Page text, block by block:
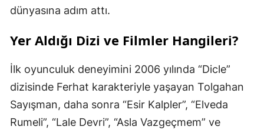
dünyasına adım attı.
Yer Aldığı Dizi ve Filmler Hangileri?
İlk oyunculuk deneyimini 2006 yılında “Dicle”
dizisinde Ferhat karakteriyle yaşayan Tolgahan
Sayışman, daha sonra “Esir Kalpler”, “Elveda
Rumeli”, “Lale Devri”, “Asla Vazgeçmem” ve